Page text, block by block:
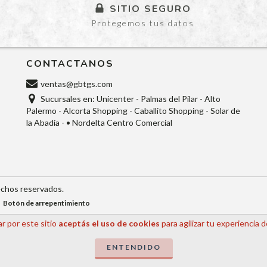
por este sitio aceptás el uso de cookies para agilizar tu experiencia
ENTENDIDO
SITIO SEGURO
Protegemos tus datos
CONTACTANOS
ventas@gbtgs.com
Sucursales en: Unicenter - Palmas del Pilar - Alto
Palermo - Alcorta Shopping - Caballito Shopping - Solar de
la Abadía - • Nordelta Centro Comercial
reservados.
Botón de arrepentimiento